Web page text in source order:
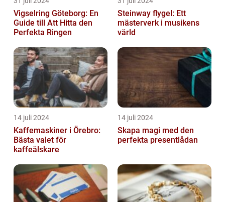
Vigselring Göteborg: En
Guide till Att Hitta den
Perfekta Ringen
Steinway flygel: Ett
mästerverk i musikens
värld
14 juli 2024
Kaffemaskiner i Örebro:
Bästa valet för
kaffeälskare
14 juli 2024
Skapa magi med den
perfekta presentlådan